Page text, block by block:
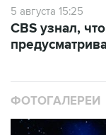
5 августа 15:25
CBS узнал,
ФОТОГАЛЕРЕИ